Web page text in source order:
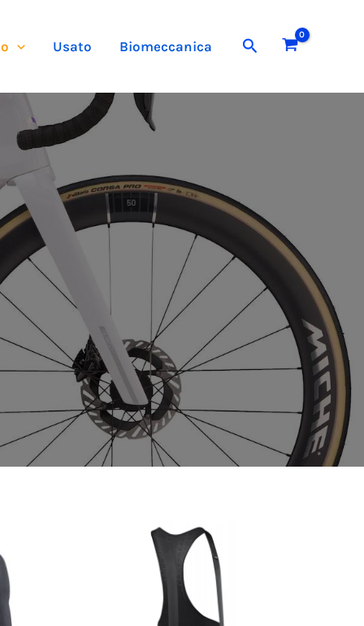
Usato Biomeccanica Cerca